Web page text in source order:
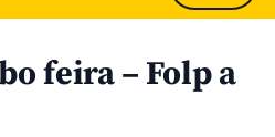
feira – Folp a